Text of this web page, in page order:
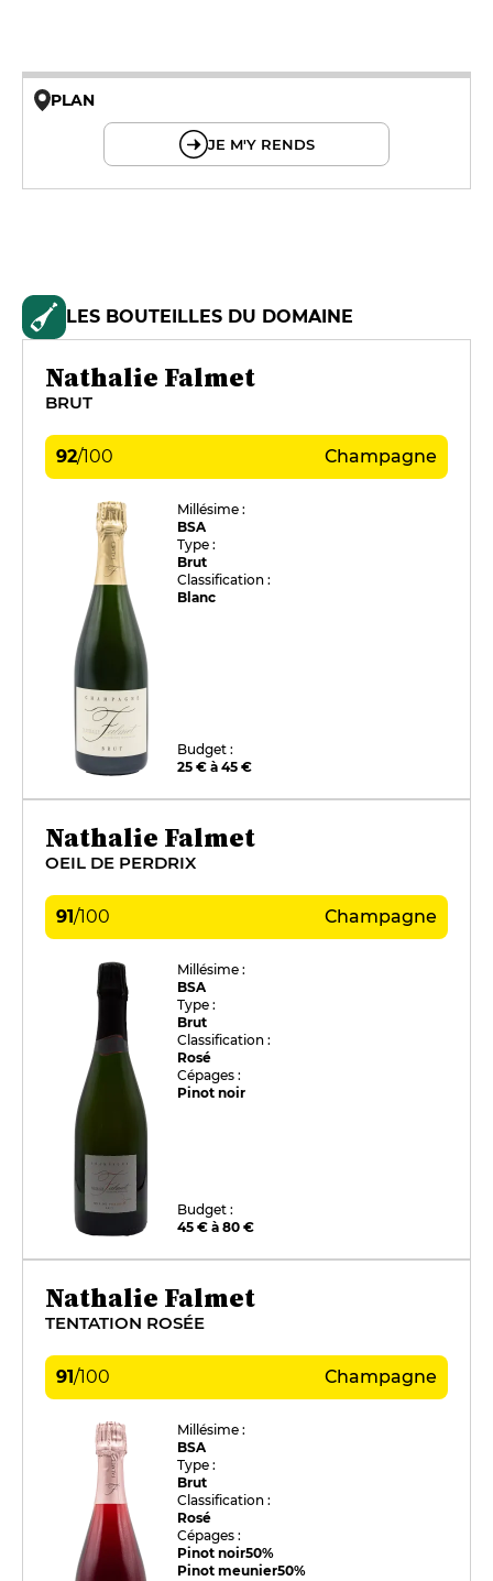
PLAN
JE M'Y RENDS
LES BOUTEILLES DU DOMAINE
Nathalie Falmet
BRUT
92/100 Champagne
Millésime :
BSA
Type :
Brut
Classification :
Blanc
Budget :
25 € à 45 €
Nathalie Falmet
OEIL DE PERDRIX
91/100 Champagne
Millésime :
BSA
Type :
Brut
Classification :
Rosé
Cépages :
Pinot noir
Budget :
45 € à 80 €
Nathalie Falmet
TENTATION ROSÉE
91/100 Champagne
Millésime :
BSA
Type :
Brut
Classification :
Rosé
Cépages :
Pinot noir50%
Pinot meunier50%